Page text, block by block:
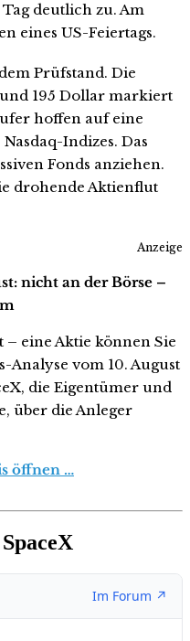
deutlich zu. Am
eines US-Feiertags.
Prüfstand. Die
195 Dollar markiert
hoffen auf eine
Indizes. Das
Fonds anziehen.
drohende Aktienflut
Anzeige
nicht an der Börse –
eine Aktie können Sie
vom 10. August
die Eigentümer und
über die Anleger
öffnen …